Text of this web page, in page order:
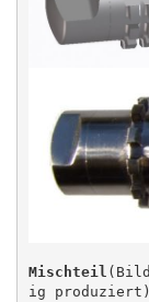
Mischteil
ig produziert)